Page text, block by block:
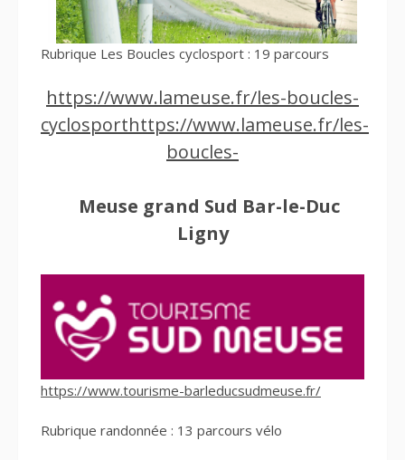
Rubrique Les Boucles cyclosport : 19 parcours
https://www.lameuse.fr/les-boucles-
cyclosporthttps://www.lameuse.fr/les-
boucles-
Meuse grand Sud Bar-le-Duc
Ligny
https://www.tourisme-barleducsudmeuse.fr/
Rubrique randonnée : 13 parcours vélo